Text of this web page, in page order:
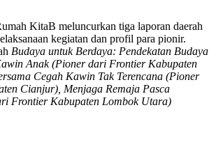
KitaB meluncurkan tiga laporan daerah
kegiatan dan profil para pionir.
Budaya untuk Berdaya: Pendekatan Budaya
Anak (Pioner dari Frontier Kabupaten
Cegah Kawin Tak Terencana (Pioner
Cianjur), Menjaga Remaja Pasca
Frontier Kabupaten Lombok Utara)